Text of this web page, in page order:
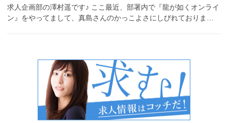
求人企画部の澤村遥です♪ ここ最近、部署内で『龍が如くオンライ
ン』をやってまして、真島さんのかっこよさにしびれておりま…